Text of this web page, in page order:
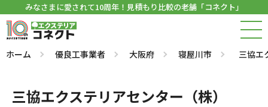
みなさまに愛されて10周年！見積もり比較の老舗「コネクト」
ホーム 優良工事業者 大阪府 寝屋川市 三協エ
三協エクステリアセンター（株）